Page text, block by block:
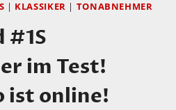
| KLASSIKER | TONABNEHMER
#1S
im Test!
ist online!